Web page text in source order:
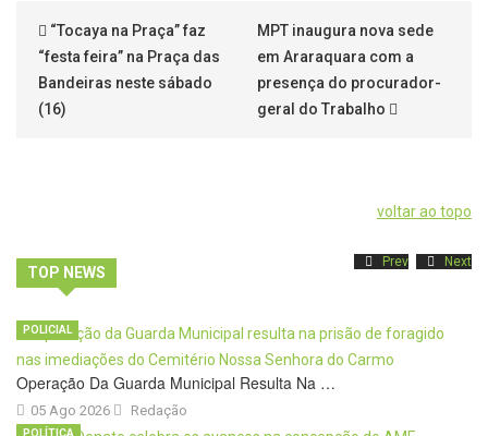
“Tocaya na Praça” faz
“festa feira” na Praça das
Bandeiras neste sábado
(16)
MPT inaugura nova sede
em Araraquara com a
presença do procurador-
geral do Trabalho
voltar ao topo
TOP NEWS
Prev Next
Operação Da Guarda Municipal Resulta Na …
05 Ago 2026
POLICIAL
Redação
POLÍTICA